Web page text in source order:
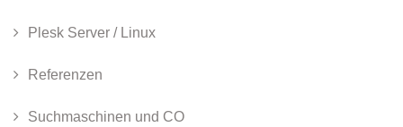
Plesk Server / Linux
Referenzen
Suchmaschinen und CO